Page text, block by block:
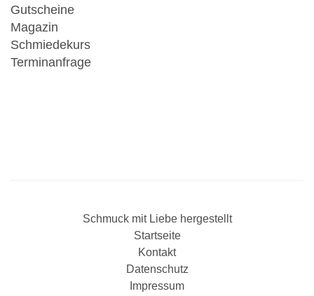
Gutscheine
Magazin
Schmiedekurs
Terminanfrage
Schmuck mit Liebe hergestellt
Startseite
Kontakt
Datenschutz
Impressum